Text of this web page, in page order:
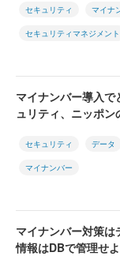
セキュリティ マイナ
セキュリティマネジメント
マイナンバー導入
ュリティ、ニッポン
セキュリティ データ
マイナンバー
マイナンバー対策
情報はDBで管理せよ